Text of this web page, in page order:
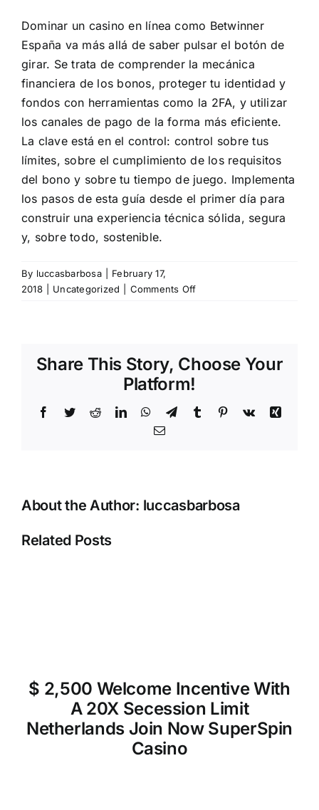
Dominar un casino en línea como Betwinner
España va más allá de saber pulsar el botón de
girar. Se trata de comprender la mecánica
financiera de los bonos, proteger tu identidad y
fondos con herramientas como la 2FA, y utilizar
los canales de pago de la forma más eficiente.
La clave está en el control: control sobre tus
límites, sobre el cumplimiento de los requisitos
del bono y sobre tu tiempo de juego. Implementa
los pasos de esta guía desde el primer día para
construir una experiencia técnica sólida, segura
y, sobre todo, sostenible.
By luccasbarbosa
February 17,
2018
Uncategorized Comments Offon
Provecho
Guía
Share This Story, Choose Your
Platform!
Facebook
TwitterRedditLinkedInWhatsApp
TelegramTumblr Pinterest
Vk
Xing
Email
About the Author: luccasbarbosa
Related Posts
$ 2,500 Welcome Incentive With
A 20X Secession Limit
Netherlands Join Now SuperSpin
Casino